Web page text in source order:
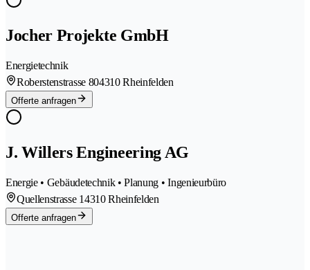
Jocher Projekte GmbH
Energietechnik
Roberstenstrasse 804310 Rheinfelden
Offerte anfragen
J. Willers Engineering AG
Energie • Gebäudetechnik • Planung • Ingenieurbüro
Quellenstrasse 14310 Rheinfelden
Offerte anfragen